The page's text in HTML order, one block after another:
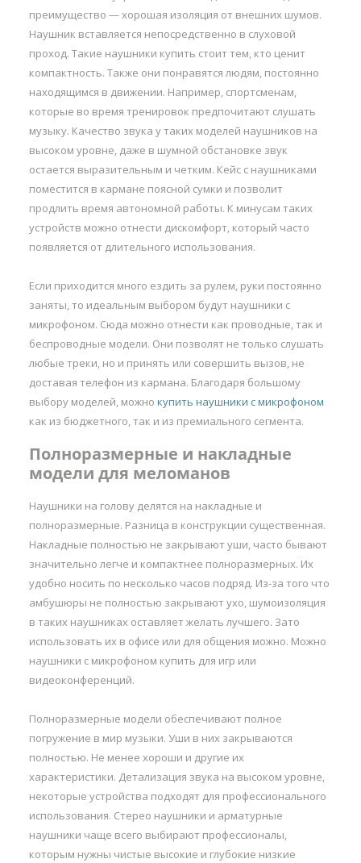
преимущество — хорошая изоляция от внешних шумов.
Наушник вставляется непосредственно в слуховой
проход. Такие наушники купить стоит тем, кто ценит
компактность. Также они понравятся людям, постоянно
находящимся в движении. Например, спортсменам,
которые во время тренировок предпочитают слушать
музыку. Качество звука у таких моделей наушников на
высоком уровне, даже в шумной обстановке звук
остается выразительным и четким. Кейс с наушниками
поместится в кармане поясной сумки и позволит
продлить время автономной работы. К минусам таких
устройств можно отнести дискомфорт, который часто
появляется от длительного использования.
Если приходится много ездить за рулем, руки постоянно
заняты, то идеальным выбором будут наушники с
микрофоном. Сюда можно отнести как проводные, так и
беспроводные модели. Они позволят не только слушать
любые треки, но и принять или совершить вызов, не
доставая телефон из кармана. Благодаря большому
выбору моделей, можно купить наушники с микрофоном
как из бюджетного, так и из премиального сегмента.
Полноразмерные и накладные
модели для меломанов
Наушники на голову делятся на накладные и
полноразмерные. Разница в конструкции существенная.
Накладные полностью не закрывают уши, часто бывают
значительно легче и компактнее полноразмерных. Их
удобно носить по несколько часов подряд. Из-за того что
амбушюры не полностью закрывают ухо, шумоизоляция
в таких наушниках оставляет желать лучшего. Зато
использовать их в офисе или для общения можно. Можно
наушники с микрофоном купить для игр или
видеоконференций.
Полноразмерные модели обеспечивают полное
погружение в мир музыки. Уши в них закрываются
полностью. Не менее хороши и другие их
характеристики. Детализация звука на высоком уровне,
некоторые устройства подходят для профессионального
использования. Стерео наушники и арматурные
наушники чаще всего выбирают профессионалы,
которым нужны чистые высокие и глубокие низкие